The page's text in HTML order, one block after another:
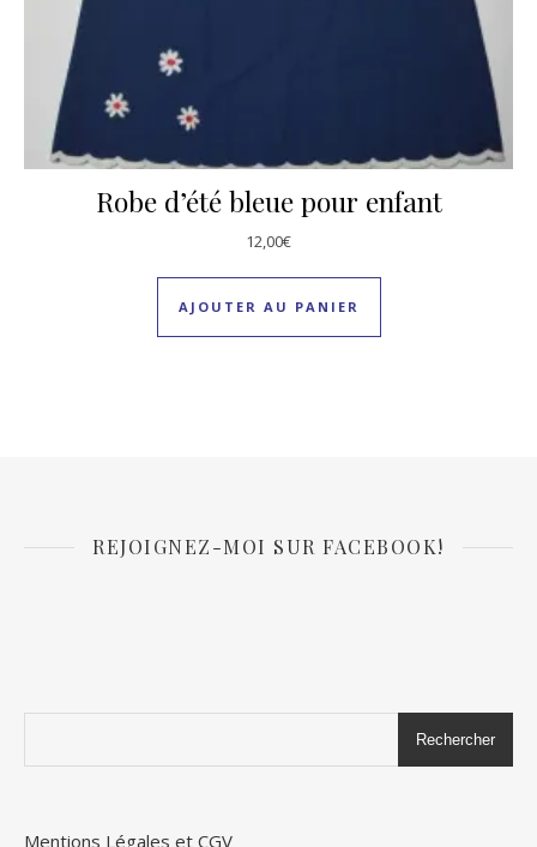
Robe d’été bleue pour enfant
12,00€
AJOUTER AU PANIER
REJOIGNEZ-MOI SUR FACEBOOK!
Rechercher
Mentions Légales et CGV